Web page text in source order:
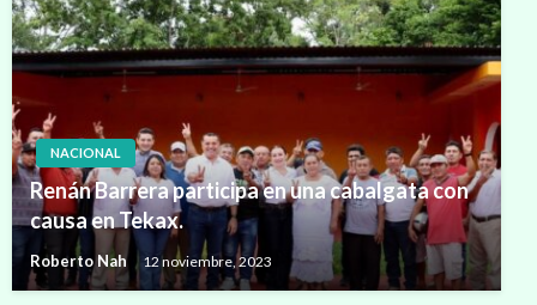
NACIONAL
Renán Barrera participa en una cabalgata con
causa en Tekax.
Roberto Nah 12 noviembre, 2023